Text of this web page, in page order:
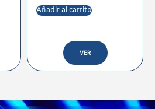
Añadir al carrito
VER